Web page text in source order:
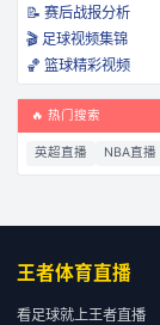
📝 赛后战报分析
🎬 足球视频集锦
🏀 篮球精彩视频
🔥 热门搜索
英超直播 NBA直播
王者体育直播
看足球就上王者直播